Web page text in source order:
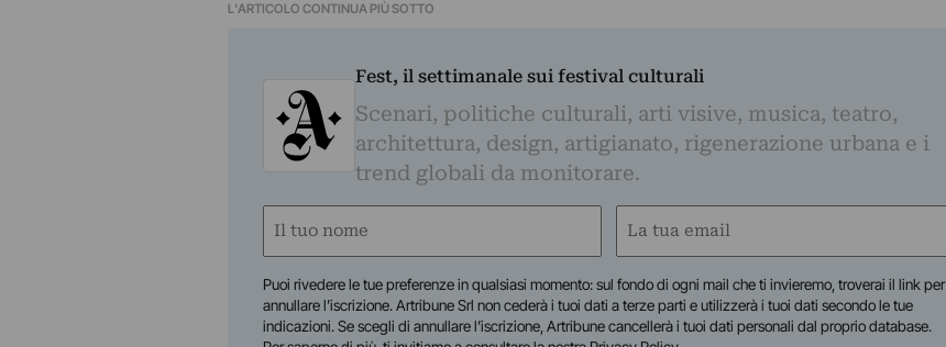
L'ARTICOLO CONTINUA PIÙ SOTTO
Fest, il settimanale sui festival culturali
Scenari, politiche culturali, arti visive, musica, teatro,
architettura, design, artigianato, rigenerazione urbana e i
trend globali da monitorare.
Nome
Email
Puoi rivedere le tue preferenze in qualsiasi momento: sul fondo di ogni mail che ti invieremo, troverai il link per
annullare l’iscrizione. Artribune Srl non cederà i tuoi dati a terze parti e utilizzerà i tuoi dati secondo le tue
indicazioni. Se scegli di annullare l’iscrizione, Artribune cancellerà i tuoi dati personali dal proprio database.